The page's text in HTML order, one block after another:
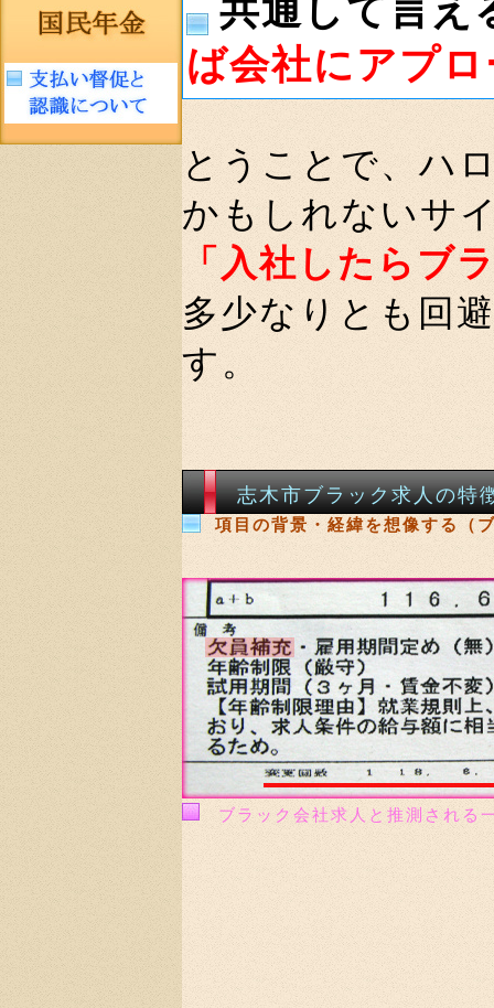
共通して言
ば会社にアプ
とうことで、ハ
かもしれないサ
「入社したらブ
多少なりとも回
す。
志木市ブラック求人の
項目の背景・経緯を想像する（
ブラック会社求人と推測される